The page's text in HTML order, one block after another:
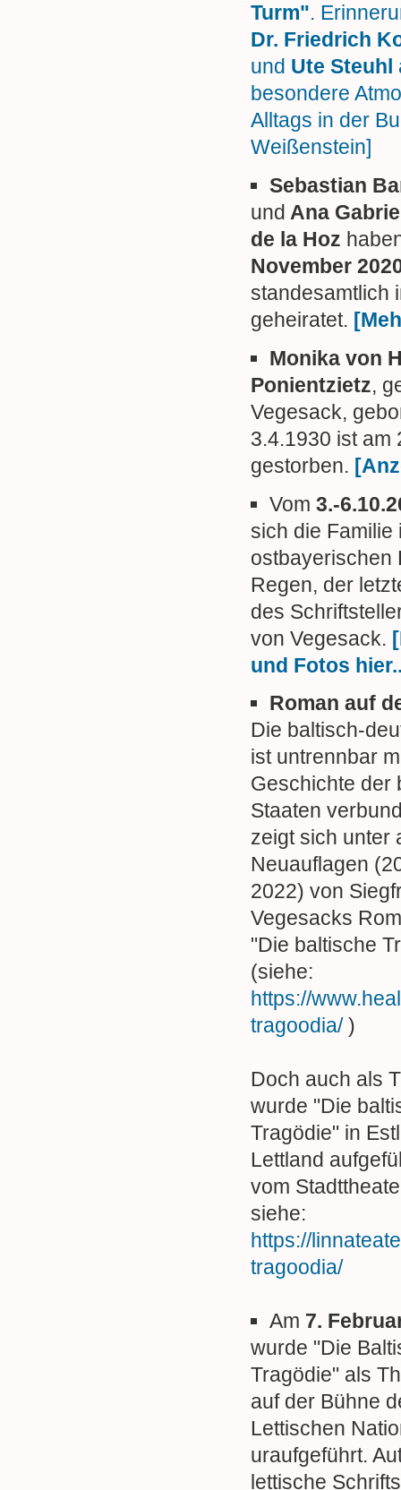
Turm".
Dr. Friedrich
und Ute Steuhl
besondere
Alltags in der
Weißenstein]
Sebastian
und Ana
de la Hoz
November
standesamtlich
geheiratet.
Monika von
Ponientzietz,
Vegesack,
3.4.1930 ist am
gestorben.
Vom 3.-
sich die Familie
ostbayerischen
Regen, der
des
von Vegesack.
und Fotos
Roman auf
Die baltisch-
ist untrennbar
Geschichte der
Staaten
zeigt sich unter
Neuauflagen
2022) von
Vegesacks
"Die baltische
(siehe:
https://
tragoodia/)
Doch auch als
wurde "Die
Tragödie" in
Lettland
vom
siehe:
https://
tragoodia/
Am 7.
wurde "Die
Tragödie" als
auf der Bühne
Lettischen
uraufgeführt.
lettische